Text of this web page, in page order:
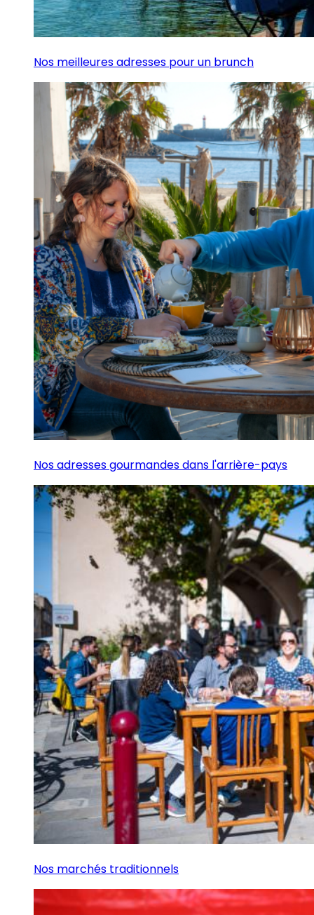
Nos meilleures adresses pour un brunch
Nos adresses gourmandes dans l'arrière-pays
Nos marchés traditionnels